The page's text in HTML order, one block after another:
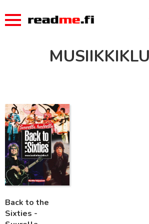
Back to the
Sixties -
Lue lisää